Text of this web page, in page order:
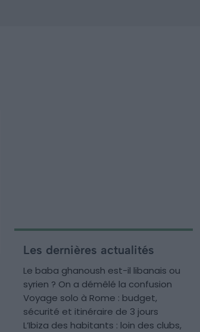
Les dernières actualités
Le baba ghanoush est-il libanais ou
syrien ? On a démêlé la confusion
Voyage solo à Rome : budget,
sécurité et itinéraire de 3 jours
L’Ibiza des habitants : loin des clubs,